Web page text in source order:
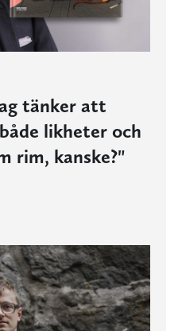
tänker att
likheter och
rim, kanske?"